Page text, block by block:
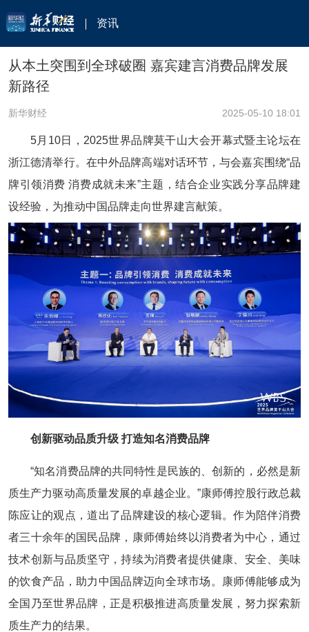
资讯
从本土突围到全球破圈 嘉宾建言消费品牌发展
新路径
新华财经 2025-05-10 18:01
5月10日，2025世界品牌莫干山大会开幕式暨主论坛在
浙江德清举行。在中外品牌高端对话环节，与会嘉宾围绕“品
牌引领消费 消费成就未来”主题，结合企业实践分享品牌建
设经验，为推动中国品牌走向世界建言献策。
创新驱动品质升级 打造知名消费品牌
“知名消费品牌的共同特性是民族的、创新的，必然是新
质生产力驱动高质量发展的卓越企业。”康师傅控股行政总裁
陈应让的观点，道出了品牌建设的核心逻辑。作为陪伴消费
者三十余年的国民品牌，康师傅始终以消费者为中心，通过
技术创新与品质坚守，持续为消费者提供健康、安全、美味
的饮食产品，助力中国品牌迈向全球市场。康师傅能够成为
全国乃至世界品牌，正是积极推进高质量发展，努力探索新
质生产力的结果。